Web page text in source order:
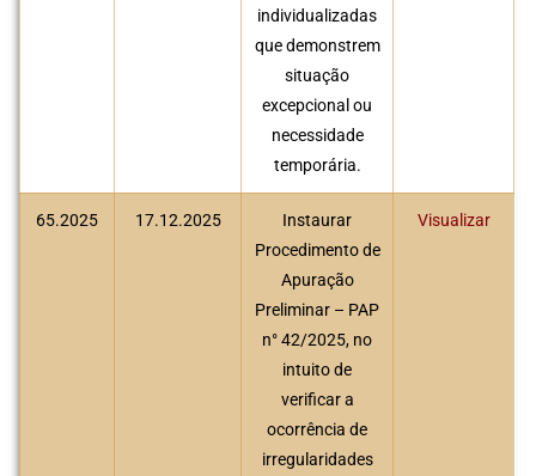
individualizadas
que demonstrem
situação
excepcional ou
necessidade
temporária.
65.2025 17.12.2025
Instaurar
Procedimento de
Apuração
Preliminar – PAP
n° 42/2025, no
intuito de
verificar a
ocorrência de
irregularidades
Visualizar